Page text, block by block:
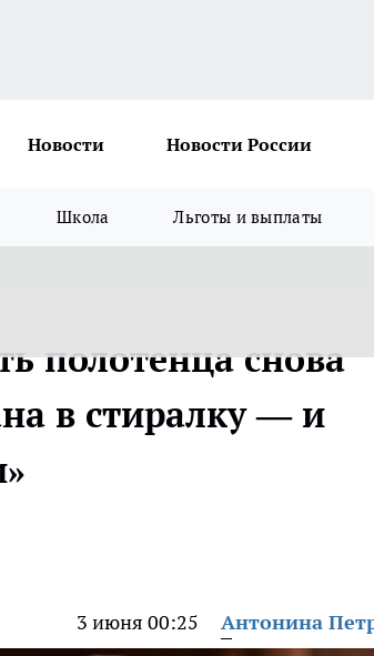
Новости Новости России
Школа Льготы и выплаты
полотенца снова
в стиралку — и
3 июня 00:25 Антонина